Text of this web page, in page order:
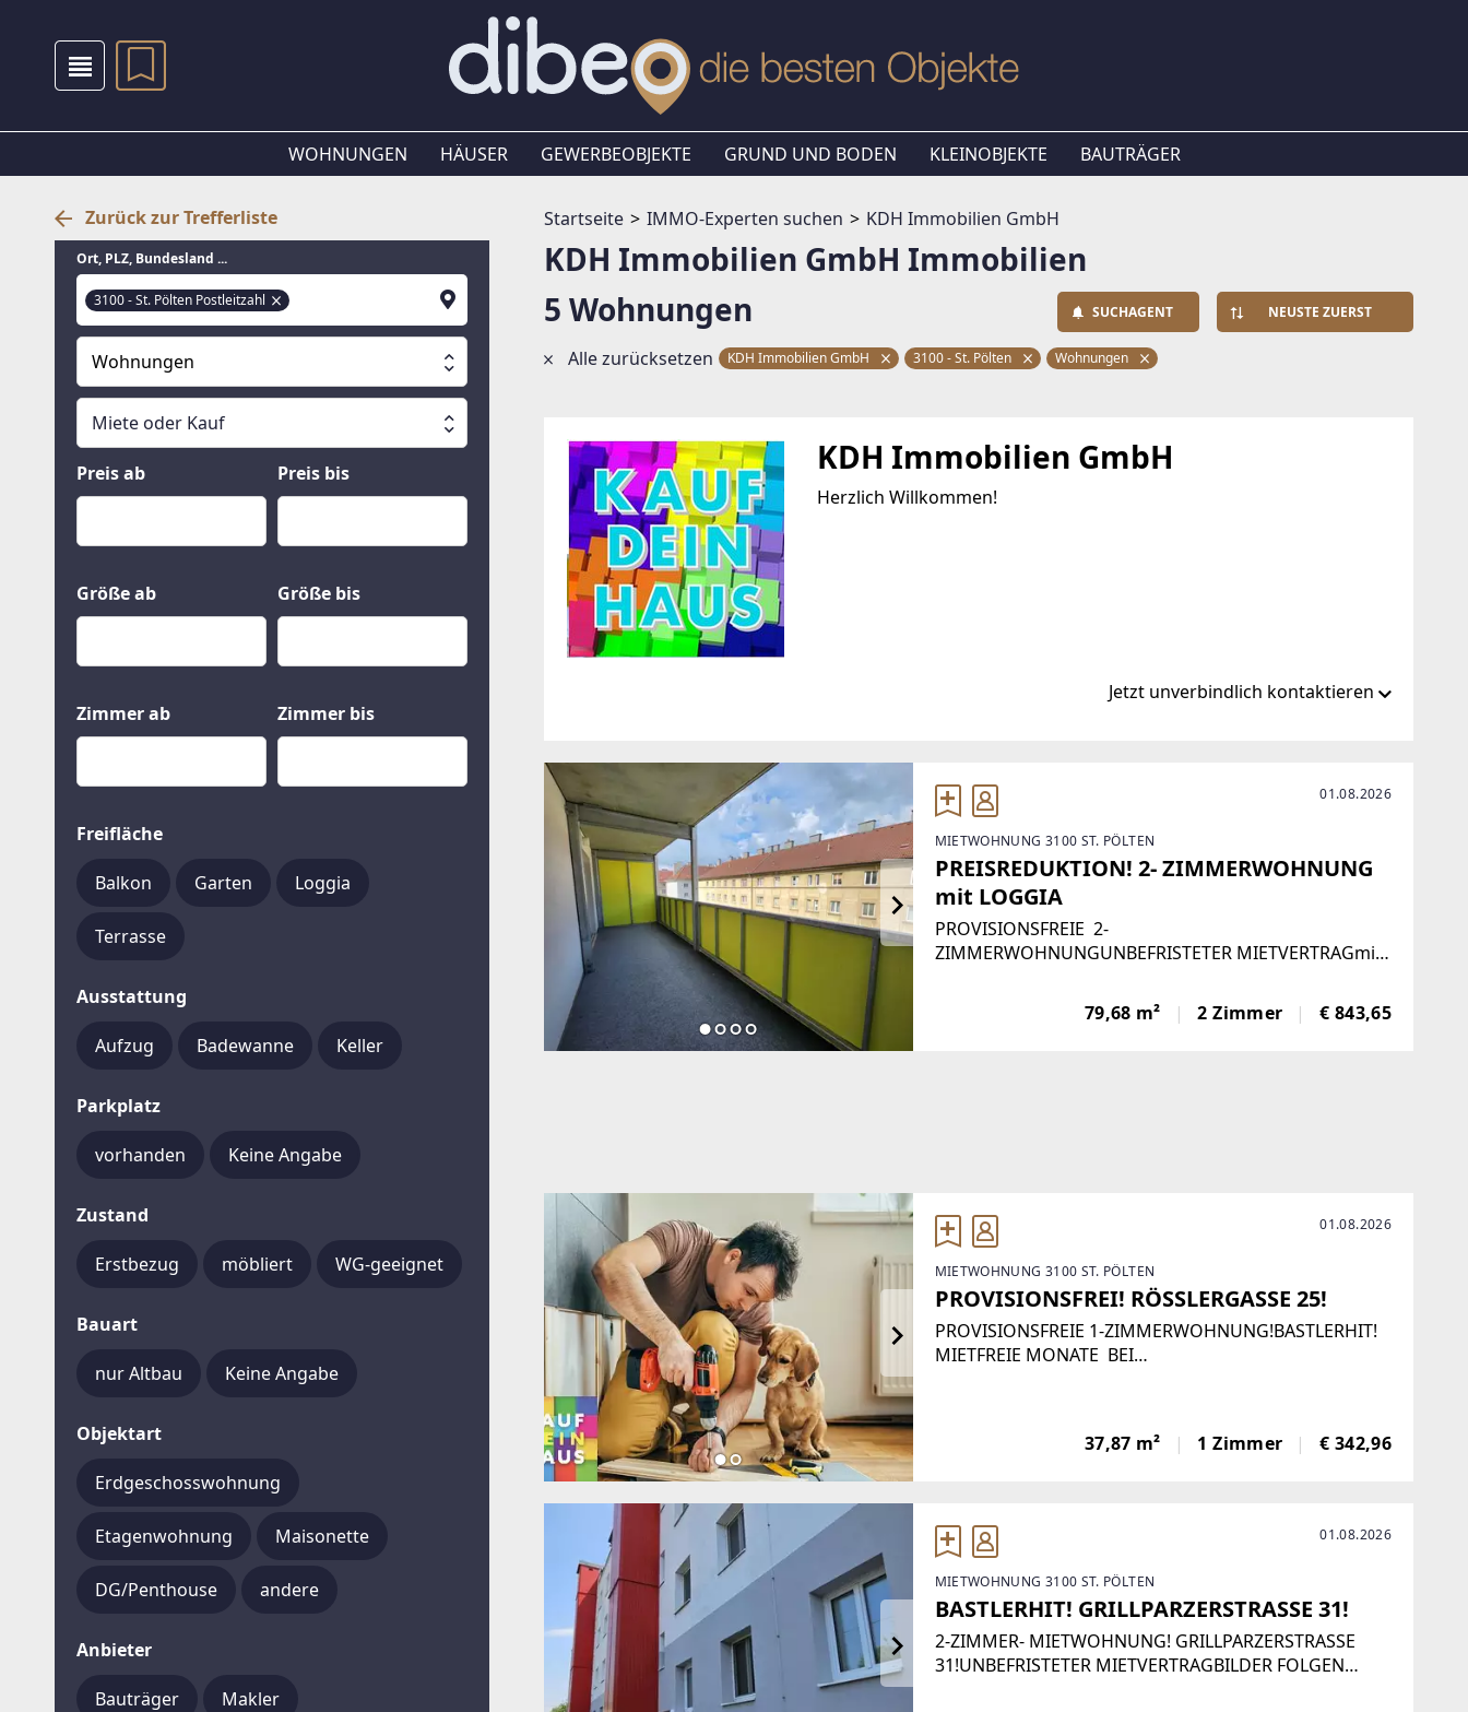
WOHNUNGEN HÄUSER GEWERBEOBJEKTE GRUND UND BODEN KLEINOBJEKTE BAUTRÄGER
Zurück zur Trefferliste
Ort, PLZ, Bundesland ...
3100 - St. Pölten Postleitzahl
Suche läuft
Wohnungen
Alle Immobilien
Häuser
Grund und Boden
Miete oder Kauf
Miete oder Kauf
Kauf
Preis ab Preis bis
Größe ab Größe bis
Zimmer ab Zimmer bis
Freifläche
Balkon Garten Loggia
Terrasse
Ausstattung
Aufzug Badewanne Keller
Parkplatz
vorhanden Keine Angabe
Zustand
Erstbezug möbliert WG-geeignet
Bauart
nur Altbau Keine Angabe
Objektart
Erdgeschosswohnung
Etagenwohnung Maisonette
DG/Penthouse andere
Anbieter
Bauträger Makler
Startseite IMMO-Experten suchen KDH Immobilien GmbH
KDH Immobilien GmbH Immobilien
5 Wohnungen
SUCHAGENT NEUSTE ZUERST
Alle zurücksetzen KDH Immobilien GmbH 3100 - St. Pölten Wohnungen
KDH Immobilien GmbH
Herzlich Willkommen!
Jetzt unverbindlich kontaktieren
8271 Bad Waltersdorf
TELEFON
+43 660 340 32 29
http://kaufdeinhaus.at
EMAIL
simone@kaufdeinhaus.at
01.08.2026
MIETWOHNUNG 3100 ST. PÖLTEN
PREISREDUKTION! 2- ZIMMERWOHNUNG
mit LOGGIA
PROVISIONSFREIE 2-
ZIMMERWOHNUNGUNBEFRISTETER MIETVERTRAGmit
Ein Energieausweis wurde vom Eigentümer bzw.
Verkäufer, nach unserer Aufklärung über die generell
79,68 m² 2 Zimmer € 843,65
01.08.2026
MIETWOHNUNG 3100 ST. PÖLTEN
PROVISIONSFREI! RÖSSLERGASSE 25!
PROVISIONSFREIE 1-ZIMMERWOHNUNG!BASTLERHIT!
MIETFREIE MONATE BEI
PersonenMeldezettel37,87 m² 1 Zimmer € 342,96
01.08.2026
MIETWOHNUNG 3100 ST. PÖLTEN
BASTLERHIT! GRILLPARZERSTRASSE 31!
2-ZIMMER- MIETWOHNUNG! GRILLPARZERSTRASSE
31!UNBEFRISTETER MIETVERTRAGBILDER FOLGEN